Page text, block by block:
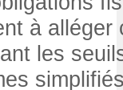
à alléger
les